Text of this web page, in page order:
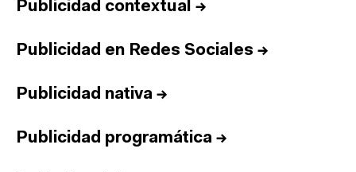
Publicidad contextual →
Publicidad en Redes Sociales →
Publicidad nativa →
Publicidad programática →